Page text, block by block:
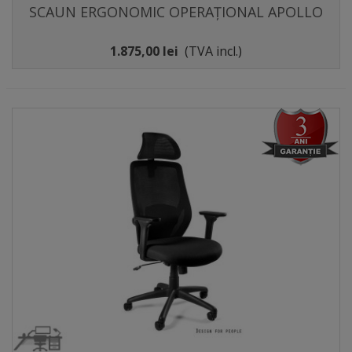
SCAUN ERGONOMIC OPERAȚIONAL APOLLO
1.875,00 lei (TVA incl.)